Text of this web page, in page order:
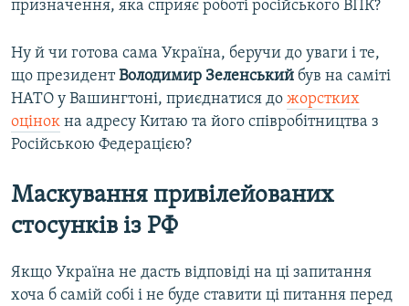
призначення, яка сприяє роботі російського ВПК?
Ну й чи готова сама Україна, беручи до уваги і те,
що президентВолодимир Зеленський був на саміті
НАТО у Вашингтоні, приєднатися до жорстких
оцінок на адресу Китаю та його співробітництва з
Російською Федерацією?
Маскування привілейованих
стосунків із РФ
Якщо Україна не дасть відповіді на ці запитання
хоча б самій собі і не буде ставити ці питання перед